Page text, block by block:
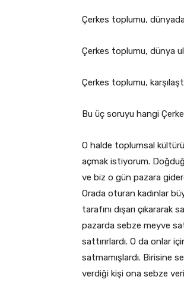
Çerkes toplumu,
Çerkes toplumu, dünya
Çerkes toplumu,
Bu üç soruyu hangi
O halde toplumsal
açmak istiyorum.
ve biz o gün pazara
Orada oturan kadınlar
tarafını dışarı
pazarda sebze meyve
sattırırlardı. O da onlar
satmamışlardı. Birisine
verdiği kişi ona sebze